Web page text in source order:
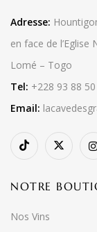
Adresse:
en face de
Lomé – Togo
Tel: +228 93 88
Email:
NOTRE
Nos Vins